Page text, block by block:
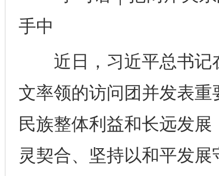
手中
近日，习近平总书记
文率领的访问团并发表
民族整体利益和长远发
灵契合、坚持以和平发